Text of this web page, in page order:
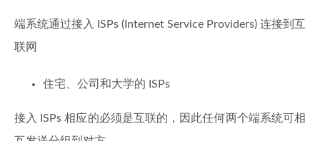
端系统通过接入 ISPs (Internet Service Providers) 连接到互
联网
住宅、公司和大学的 ISPs
接入 ISPs 相应的必须是互联的，因此任何两个端系统可相